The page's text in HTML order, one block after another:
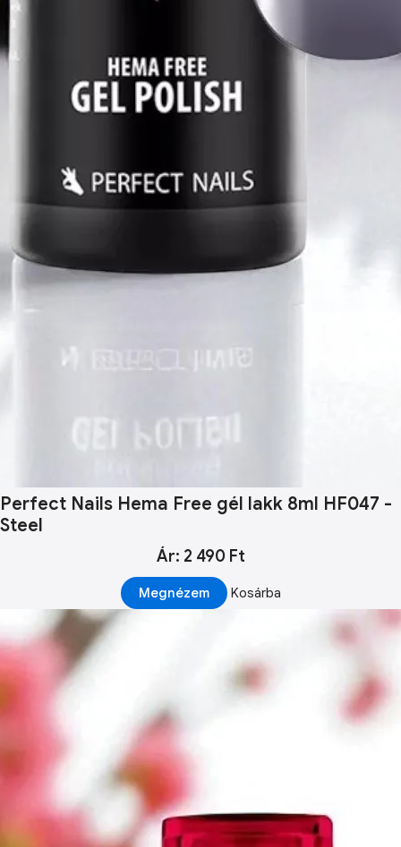
Perfect Nails Hema Free gél lakk 8ml HF047 -
Steel
Ár: 2 490 Ft
Megnézem Kosárba